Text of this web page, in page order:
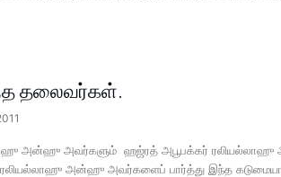
தலைவர்கள்.
அன்ஹு அவர்களும் ஹஜ்ரத் அபூபக்கர் ரலியல்லாஹு அன்
ரலியல்லாஹு அன்ஹு அவர்களைப் பார்த்து இந்த